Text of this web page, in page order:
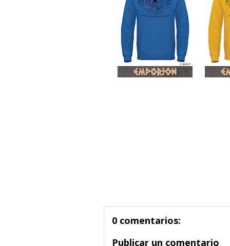
0 comentarios:
Publicar un comentario